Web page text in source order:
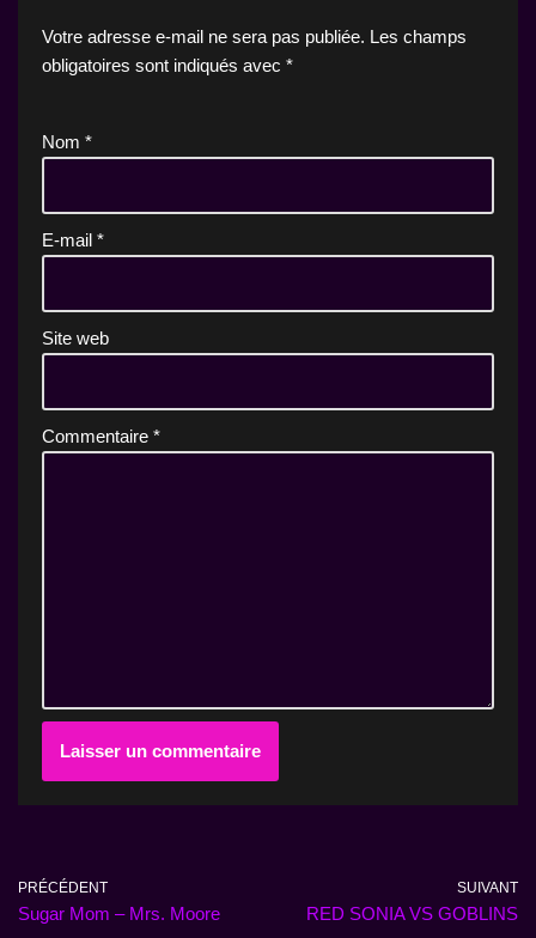
Votre adresse e-mail ne sera pas publiée. Les champs
obligatoires sont indiqués avec *
Nom *
E-mail *
Site web
Commentaire *
PRÉCÉDENT
Sugar Mom – Mrs. Moore
SUIVANT
RED SONIA VS GOBLINS